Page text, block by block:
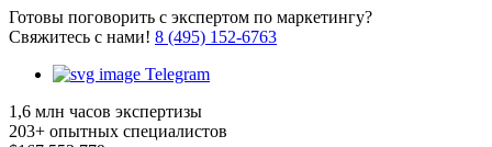
Готовы поговорить с экспертом по маркетингу?
Cвяжитесь с нами! 8 (495) 152-6763
Telegram
1,6 млн часов экспертизы
203+ опытных специалистов